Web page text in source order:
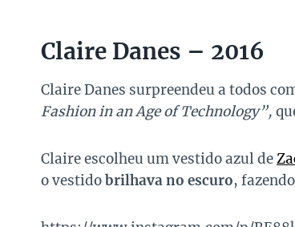
Claire Danes – 2016
Claire Danes surpreendeu a todos
Fashion in an Age of Technology”,
Claire escolheu um vestido azul de
o vestidobrilhava no escuro,